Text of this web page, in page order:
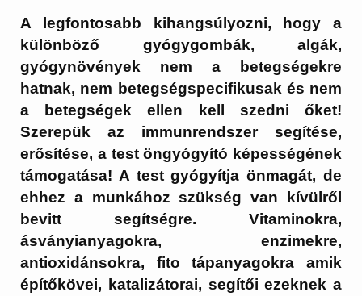
A legfontosabb kihangsúlyozni, hogy a
különböző gyógygombák, algák,
gyógynövények nem a betegségekre
hatnak, nem betegségspecifikusak és nem
a betegségek ellen kell szedni őket!
Szerepük az immunrendszer segítése,
erősítése, a test öngyógyító képességének
támogatása! A test gyógyítja önmagát, de
ehhez a munkához szükség van kívülről
bevitt segítségre. Vitaminokra,
ásványianyagokra, enzimekre,
antioxidánsokra, fito tápanyagokra amik
építőkövei, katalizátorai, segítői ezeknek a